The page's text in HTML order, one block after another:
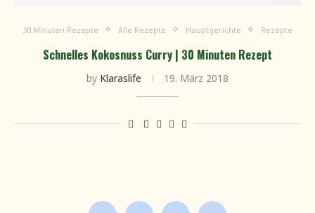
30 Minuten Rezepte Alle Rezepte Hauptgerichte Rezepte
Schnelles Kokosnuss Curry | 30 Minuten Rezept
by Klaraslife 19. März 2018